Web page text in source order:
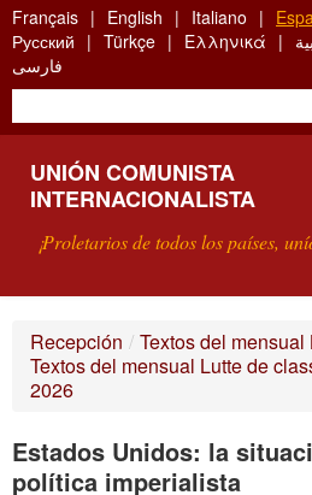
Skip
to
main
content
Français English Italiano
Русский
Türkçe Ελληνικά
فارسی
UNIÓN COMUNISTA
INTERNACIONALISTA
¡Proletarios de todos los países,
¿QUÉ ES LA UCI?
CONTACTARNOS
Recepción / Textos del
Textos del mensual Lutte de
2026
Estados Unidos: la
política imperialista